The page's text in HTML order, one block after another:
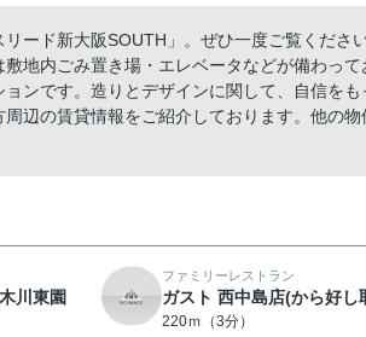
ード新大阪SOUTH」。ぜひ一度ご覧くださ
地内ごみ置き場・エレベータなどが備わっ
ンです。造りとデザインに関して、自信を
辺の賃貸情報をご紹介しております。他の
川東園
ファミリーレストラン
ガスト 西中島店(から好し
220ｍ（3分）